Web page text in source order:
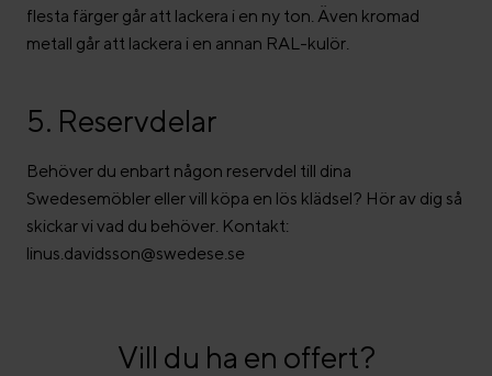
flesta färger går att lackera i en ny ton. Även kromad
metall går att lackera i en annan RAL-kulör.
5. Reservdelar
Behöver du enbart någon reservdel till dina
Swedesemöbler eller vill köpa en lös klädsel? Hör av dig så
skickar vi vad du behöver. Kontakt:
linus.davidsson@swedese.se
Vill du ha en offert?